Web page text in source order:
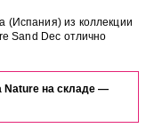
(Испания) из коллекции
Sand Dec отлично
проект с
Nature.
Nature на складе —